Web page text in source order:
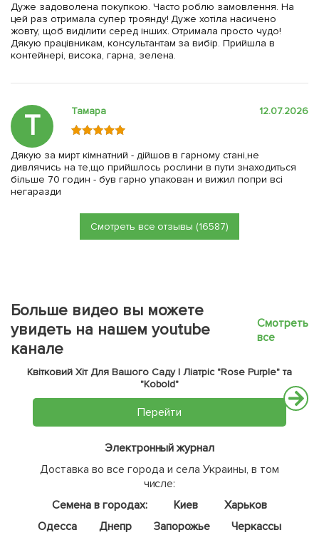
Дуже задоволена покупкою. Часто роблю замовлення. На
цей раз отримала супер троянду! Дуже хотіла насичено
жовту, щоб виділити серед інших. Отримала просто чудо!
Дякую працівникам, консультантам за вибір. Прийшла в
контейнері, висока, гарна, зелена.
Т Тамара 12.07.2026
Дякую за мирт кімнатний - дійшов в гарному стані,не
дивлячись на те,що прийшлось рослини в пути знаходиться
більше 70 годин - був гарно упакован и вижил попри всі
негаразди
Смотреть все отзывы (16587)
Больше видео вы можете
увидеть на нашем youtube
канале
Смотреть
все
Квітковий Хіт Для Вашого Саду | Ліатріс "Rose Purple" та
"Kobold"
Перейти
Электронный журнал
Доставка во все города и села Украины, в том
числе:
Семена в городах:
Киев
Харьков
Одесса
Днепр Запорожье
Черкассы